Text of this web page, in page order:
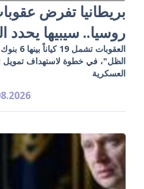
بريطانيا تفرض
روسيا.. سيبيها يحدد
الظل"، في خطوة لاستهداف تمويل
العسكرية